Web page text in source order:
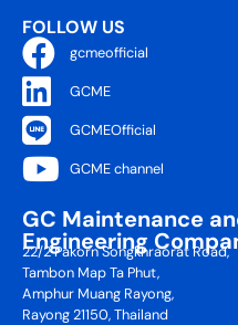
FOLLOW US
gcmeofficial
GCME
GCMEOfficial
GCME channel
GC Maintenance
Engineering
22/2 Pakorn Songkhraorat Road,
Tambon Map Ta Phut,
Amphur Muang Rayong,
Rayong 21150, Thailand